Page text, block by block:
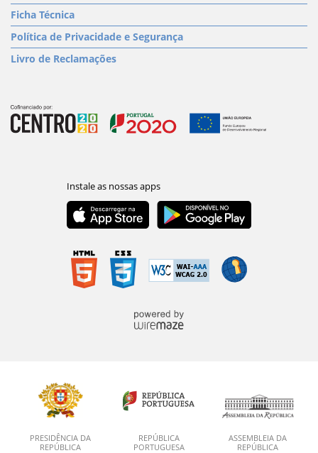
Ficha Técnica
Política de Privacidade e Segurança
Livro de Reclamações
PRESIDÊNCIA DA
REPÚBLICA
REPÚBLICA
PORTUGUESA
ASSEMBLEIA DA
REPÚBLICA